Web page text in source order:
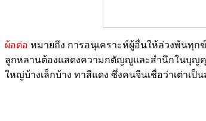
ผ้อต่อ หมายถึง การอนุเคราะห์ผู้อื่นให้ล่วงพ้นทุ
ลูกหลานต้องแสดงความกตัญญูและสำนึกในบุญคุ
ใหญ่บ้างเล็กบ้าง ทาสีแดง ซึ่งคนจีนเชื่อว่าเต่าเ